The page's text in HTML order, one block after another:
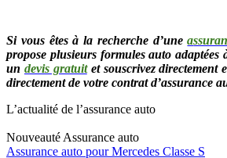
Si vous êtes à la recherche d’unea
propose plusieurs formules auto adaptées
un devis gratuitet souscrivez directement
directement de votre contrat d’assurance
L’actualité de l’assurance auto
Nouveauté Assurance auto
Assurance auto pour Mercedes Classe S